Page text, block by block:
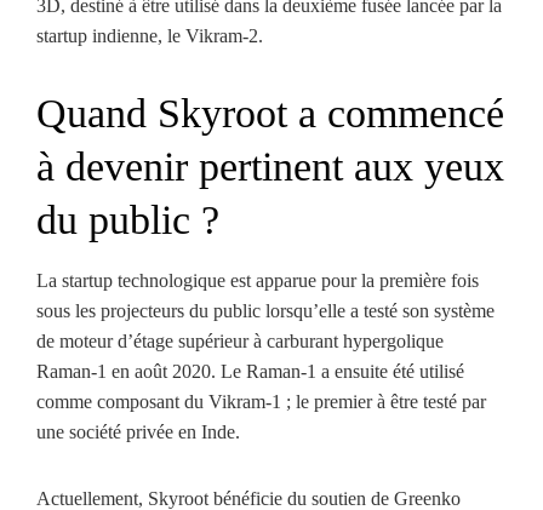
3D, destiné à être utilisé dans la deuxième fusée lancée par la
startup indienne, le Vikram-2.
Quand Skyroot a commencé
à devenir pertinent aux yeux
du public ?
La startup technologique est apparue pour la première fois
sous les projecteurs du public lorsqu’elle a testé son système
de moteur d’étage supérieur à carburant hypergolique
Raman-1 en août 2020. Le Raman-1 a ensuite été utilisé
comme composant du Vikram-1 ; le premier à être testé par
une société privée en Inde.
Actuellement, Skyroot bénéficie du soutien de Greenko